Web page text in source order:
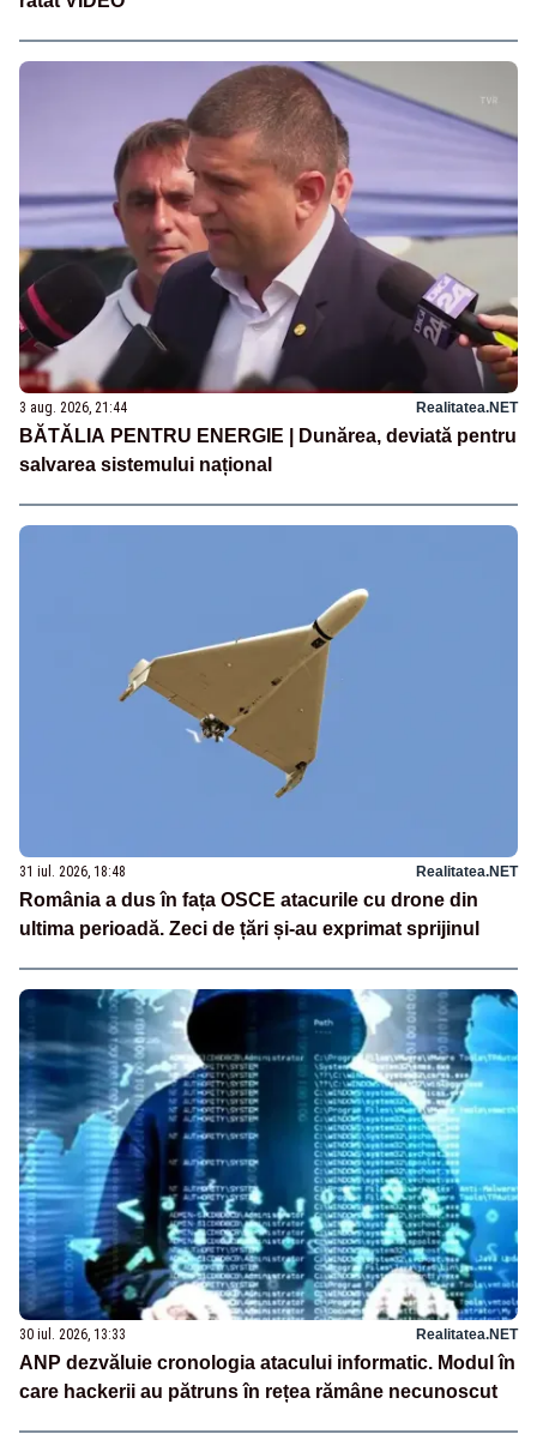
3 aug. 2026, 21:44 Realitatea.NET
BĂTĂLIA PENTRU ENERGIE | Dunărea, deviată pentru
salvarea sistemului național
31 iul. 2026, 18:48 Realitatea.NET
România a dus în fața OSCE atacurile cu drone din
ultima perioadă. Zeci de țări și-au exprimat sprijinul
30 iul. 2026, 13:33 Realitatea.NET
ANP dezvăluie cronologia atacului informatic. Modul în
care hackerii au pătruns în rețea rămâne necunoscut